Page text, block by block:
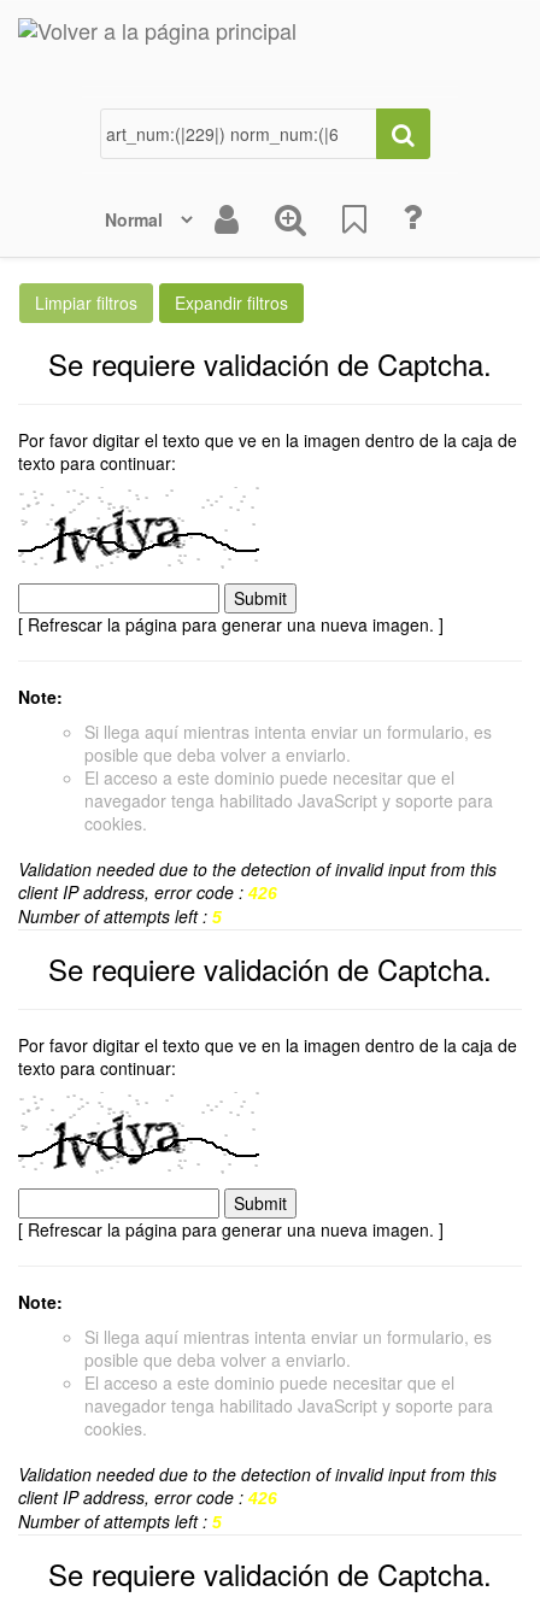
Se requiere validación de Captcha.
Por favor digitar el texto que ve en la imagen dentro de la caja de
texto para continuar:
[ Refrescar la página para generar una nueva imagen. ]
Note:
Si llega aquí mientras intenta enviar un formulario, es
posible que deba volver a enviarlo.
El acceso a este dominio puede necesitar que el
navegador tenga habilitado JavaScript y soporte para
cookies.
Validation needed due to the detection of invalid input from this
client IP address, error code : 426
Number of attempts left : 5
Se requiere validación de Captcha.
Por favor digitar el texto que ve en la imagen dentro de la caja de
texto para continuar:
[ Refrescar la página para generar una nueva imagen. ]
Note:
Si llega aquí mientras intenta enviar un formulario, es
posible que deba volver a enviarlo.
El acceso a este dominio puede necesitar que el
navegador tenga habilitado JavaScript y soporte para
cookies.
Validation needed due to the detection of invalid input from this
client IP address, error code : 426
Number of attempts left : 5
Se requiere validación de Captcha.